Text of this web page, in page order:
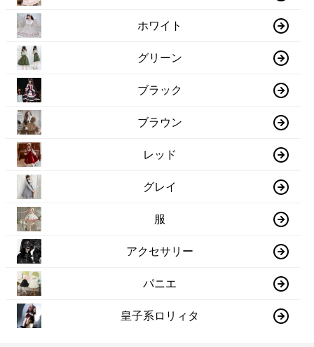
ホワイト
グリーン
ブラック
ブラウン
レッド
グレイ
服
アクセサリー
パニエ
皇子系ロリィタ